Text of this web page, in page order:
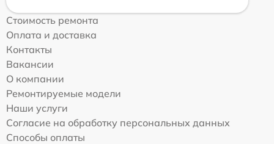
Стоимость ремонта
Оплата и доставка
Контакты
Вакансии
О компании
Ремонтируемые модели
Наши услуги
Согласие на обработку персональных данных
Способы оплаты